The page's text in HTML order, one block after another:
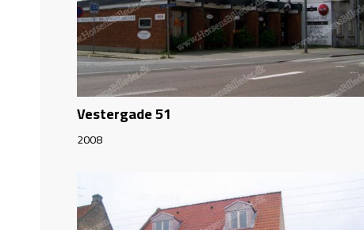
Vestergade 51
2008